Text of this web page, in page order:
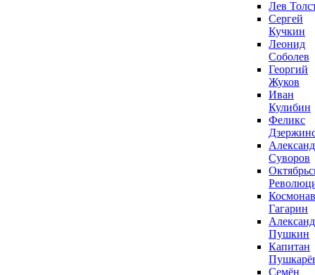
Лев
Сергей
Кучкин
Леонид
Соболев
Георгий
Жуков
Иван
Кулибин
Феликс
Суворов
Гагарин
Пушкин
Капитан
Семён